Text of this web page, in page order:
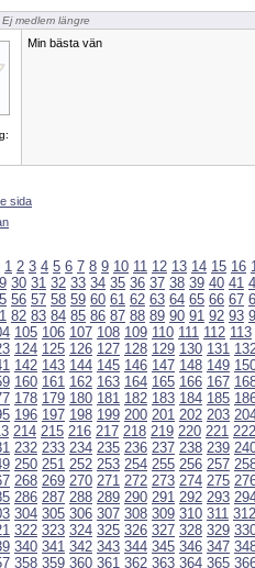
Ej medlem längre
Min bästa vän
sida
1 2 3 4 5 6 7 8 9 10 11 12 13 14 15 16
30 31 32 33 34 35 36 37 38 39 40 41
56 57 58 59 60 61 62 63 64 65 66 67
82 83 84 85 86 87 88 89 90 91 92 93
105 106 107 108 109 110 111 112 113
124 125 126 127 128 129 130 131
142 143 144 145 146 147 148 149
160 161 162 163 164 165 166 167
178 179 180 181 182 183 184 185
196 197 198 199 200 201 202 203
214 215 216 217 218 219 220 221 222
232 233 234 235 236 237 238 239
250 251 252 253 254 255 256 257
268 269 270 271 272 273 274 275
286 287 288 289 290 291 292 293
304 305 306 307 308 309 310 311 312
322 323 324 325 326 327 328 329
340 341 342 343 344 345 346 347
358 359 360 361 362 363 364 365